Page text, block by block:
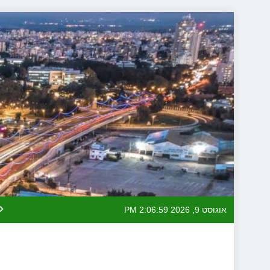
to
content
אוגוסט 9, 2026 2:07:00 PM